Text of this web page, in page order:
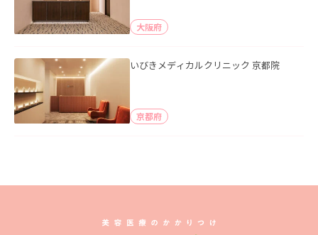
大阪府
いびきメディカルクリニック 京都院
京都府